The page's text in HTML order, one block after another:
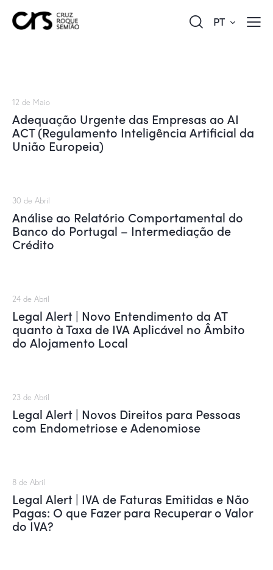
PT
12 de Maio
Adequação Urgente das Empresas ao AI
ACT (Regulamento Inteligência Artificial da
União Europeia)
30 de Abril
Análise ao Relatório Comportamental do
Banco do Portugal – Intermediação de
Crédito
24 de Abril
Legal Alert | Novo Entendimento da AT
quanto à Taxa de IVA Aplicável no Âmbito
do Alojamento Local
23 de Abril
Legal Alert | Novos Direitos para Pessoas
com Endometriose e Adenomiose
8 de Abril
Legal Alert | IVA de Faturas Emitidas e Não
Pagas: O que Fazer para Recuperar o Valor
do IVA?